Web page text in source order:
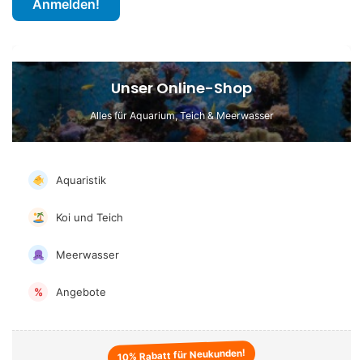
Unser Online-Shop
Alles für Aquarium, Teich & Meerwasser
Aquaristik
Koi und Teich
Meerwasser
% Angebote
10% Rabatt für Neukunden!